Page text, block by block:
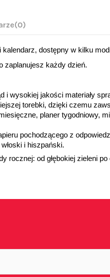
(0)
dostępny w kilku
zaplanujesz każdy dzień.
i wysokiej jakości materiały
torebki, dzięki czemu
miesięczne, planer
pochodzącego z
i hiszpański.
rocznej: od głębokiej zieleni